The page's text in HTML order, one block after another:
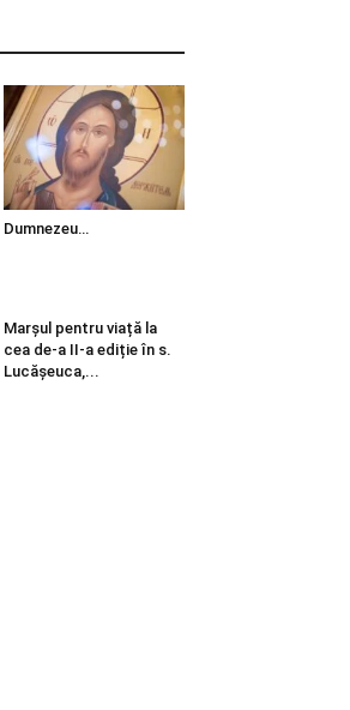
Dumnezeu…
Marșul pentru viață la
cea de-a II-a ediție în s.
Lucășeuca,...